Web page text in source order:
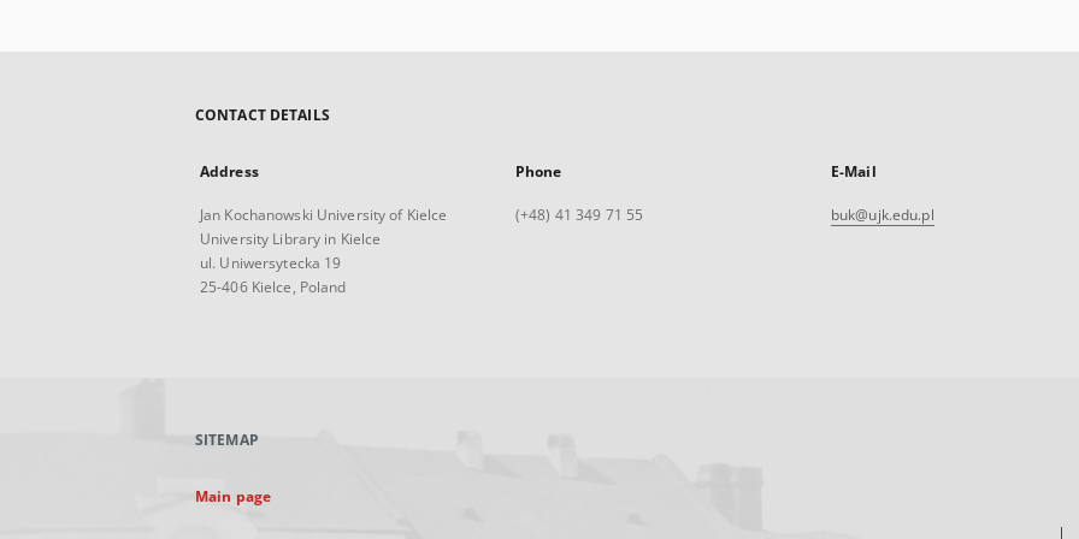
CONTACT DETAILS
Address
Jan Kochanowski University of Kielce
University Library in Kielce
ul. Uniwersytecka 19
25-406 Kielce, Poland
Phone
(+48) 41 349 71 55
E-Mail
buk@ujk.edu.pl
SITEMAP
Main page